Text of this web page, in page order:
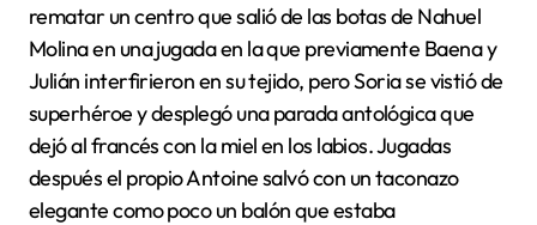
rematar un centro que salió de las botas de Nahuel
Molina en una jugada en la que previamente Baena y
Julián interfirieron en su tejido, pero Soria se vistió de
superhéroe y desplegó una parada antológica que
dejó al francés con la miel en los labios. Jugadas
después el propio Antoine salvó con un taconazo
elegante como poco un balón que estaba